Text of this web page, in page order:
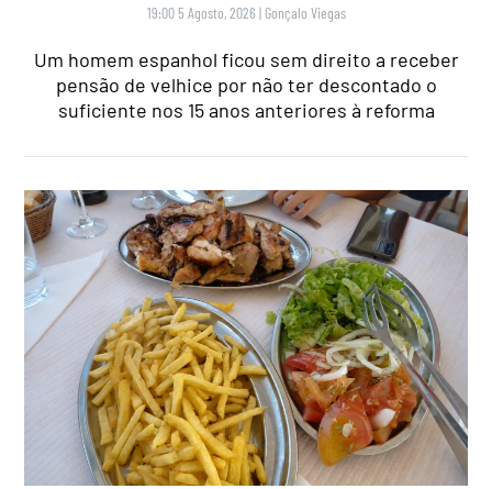
19:00 5 Agosto, 2026 | Gonçalo Viegas
Um homem espanhol ficou sem direito a receber
pensão de velhice por não ter descontado o
suficiente nos 15 anos anteriores à reforma